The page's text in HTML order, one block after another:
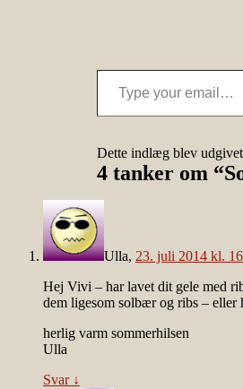
Type your email…
Dette indlæg blev
4 tanker om “
Ulla, 23. juli 2014 kl.
Hej Vivi – har lavet dit gele med
dem ligesom solbær og ribs – eller
herlig varm sommerhilsen
Ulla
Svar ↓